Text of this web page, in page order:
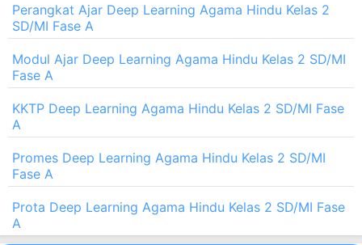
Perangkat Ajar Deep Learning Agama Hindu Kelas 2
SD/MI Fase A
Modul Ajar Deep Learning Agama Hindu Kelas 2 SD/MI
Fase A
KKTP Deep Learning Agama Hindu Kelas 2 SD/MI Fase
A
Promes Deep Learning Agama Hindu Kelas 2 SD/MI
Fase A
Prota Deep Learning Agama Hindu Kelas 2 SD/MI Fase
A